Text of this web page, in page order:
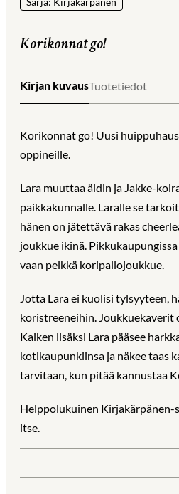
Korikonnat go!
Kirjan kuvausTuotetiedot
Korikonnat go! Uusi
oppineille.
Lara muuttaa äidin ja Jakke-
paikkakunnalle. Laralle se
hänen on jätettävä rakas
joukkue ikinä.
vaan pelkkä koripallojoukkue.
Jotta Lara ei kuolisi tylsyyteen,
koristreeneihin. Joukkuekaverit
Kaiken lisäksi Lara pääsee
kotikaupunkiinsa ja näkee taas
tarvitaan, kun pitää kannustaa
Helppolukuinen Kirjakärpänen-
itse.